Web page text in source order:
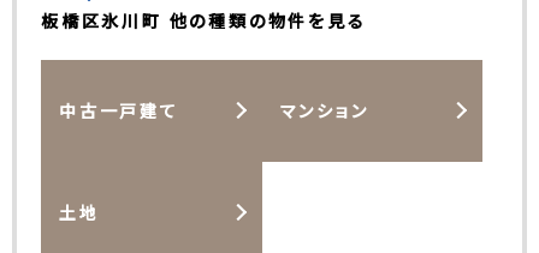
板橋区氷川町 他の種類の物件を見る
中古一戸建て マンション
土地